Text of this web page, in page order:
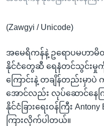
ရှာဖွေ
နေရာ
သို့
ကျော်
ရန်
(Zawgyi / Unicode)
အမေရိကန်နဲ့ ဥရောပမဟာ
နိုင်ငံတွေဆီ ရေနံတင်သွင်းမှုကို
ကြောင်းနဲ့ တချိန်တည်းမှာပဲ
အောင်လည်း လုပ်ဆောင်နေက
နိုင်ငံခြားရေးဝန်ကြီး
ကြားလိုက်ပါတယ်။